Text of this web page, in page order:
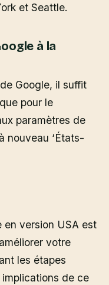
et Seattle.
à la
Google, il suffit
pour le
paramètres de
nouveau ‘États-
en version USA est
votre
les étapes
de ce